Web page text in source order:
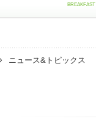
BREAKFAST
ニュース&トピックス